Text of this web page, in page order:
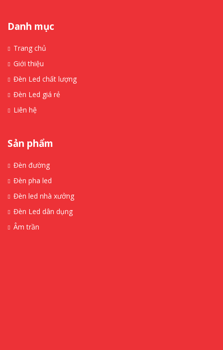
Danh mục
Trang chủ
Giới thiệu
Đèn Led chất lượng
Đèn Led giá rẻ
Liên hệ
Sản phẩm
Đèn đường
Đèn pha led
Đèn led nhà xưởng
Đèn Led dân dụng
Âm trần